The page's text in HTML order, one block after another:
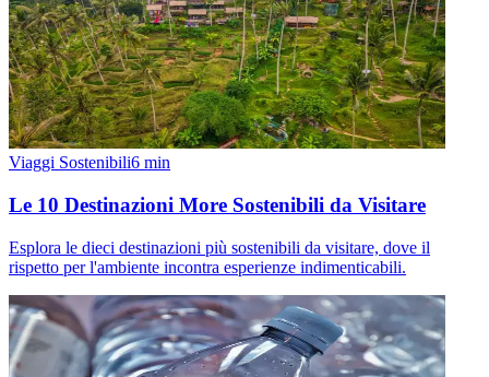
Viaggi Sostenibili6 min
Le 10 Destinazioni More Sostenibili da Visitare
Esplora le dieci destinazioni più sostenibili da visitare, dove il
rispetto per l'ambiente incontra esperienze indimenticabili.